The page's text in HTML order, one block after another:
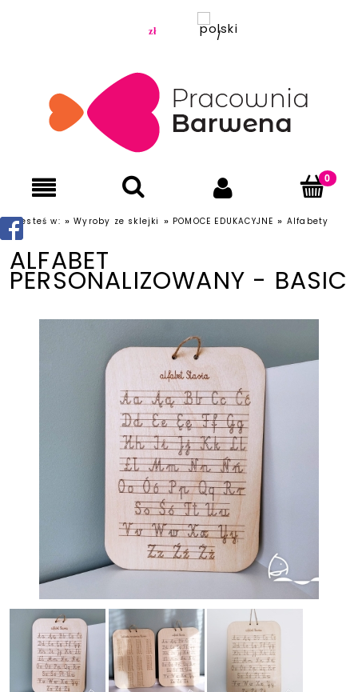
Jesteś w: » Wyroby ze sklejki » POMOCE EDUKACYJNE » Alfabety
ALFABET
PERSONALIZOWANY - BASIC